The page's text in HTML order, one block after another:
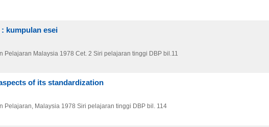
kumpulan esei
Pelajaran Malaysia 1978 Cet. 2 Siri pelajaran tinggi DBP bil.11
of its standardization
Pelajaran, Malaysia 1978 Siri pelajaran tinggi DBP bil. 114